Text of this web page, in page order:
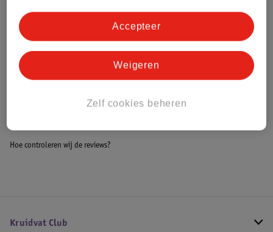
Bestel & Bezorginformatie
Hoe controleren wij de reviews?
Kruidvat Club
Zelf cookies beheren
Weigeren
Accepteer